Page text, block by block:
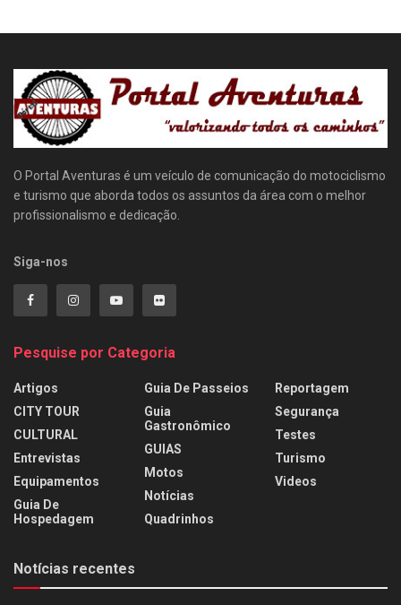
O Portal Aventuras é um veículo de comunicação do motociclismo
e turismo que aborda todos os assuntos da área com o melhor
profissionalismo e dedicação.
Siga-nos
Pesquise por Categoria
Artigos
CITY TOUR
CULTURAL
Entrevistas
Equipamentos
Guia De
Hospedagem
Guia De Passeios
Guia
Gastronômico
GUIAS
Motos
Notícias
Quadrinhos
Reportagem
Segurança
Testes
Turismo
Videos
Notícias recentes